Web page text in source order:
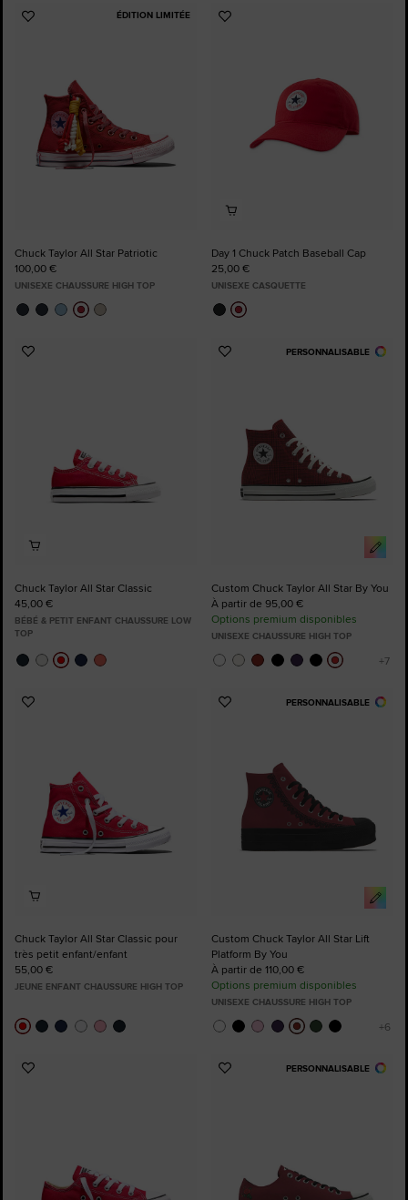
ÉDITION LIMITÉE
Ajouter
Chuck Taylor All Star Patriotic
100,00 €
UNISEXE CHAUSSURE HIGH TOP
Ajouter
Day 1 Chuck Patch Baseball Cap
25,00 €
UNISEXE CASQUETTE
Ajouter
Chuck Taylor All Star Classic
45,00 €
BÉBÉ & PETIT ENFANT CHAUSSURE LOW
TOP
PERSONNALISABLE
Ajouter
Custom Chuck Taylor All Star By You
À partir de 95,00 €
Options premium disponibles
UNISEXE CHAUSSURE HIGH TOP
Ajouter
Chuck Taylor All Star Classic pour
très petit enfant/enfant
55,00 €
JEUNE ENFANT CHAUSSURE HIGH TOP
PERSONNALISABLE
Ajouter
Custom Chuck Taylor All Star Lift
Platform By You
À partir de 110,00 €
Options premium disponibles
UNISEXE CHAUSSURE HIGH TOP
Ajouter
PERSONNALISABLE
Ajouter